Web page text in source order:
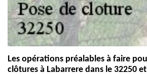
Les opérations préalables à faire
clôtures à Labarrere dans le 32250